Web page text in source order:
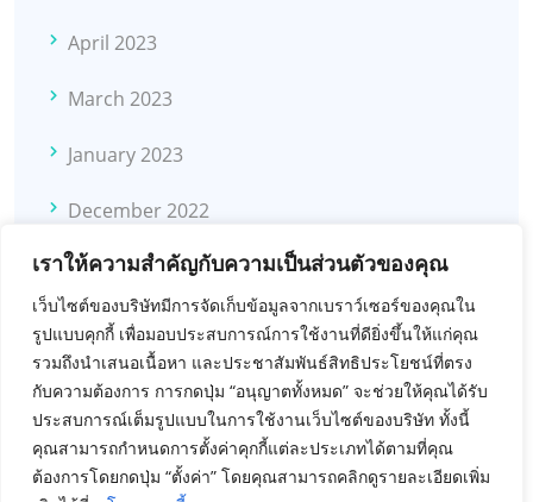
เราให้ความสำคัญกับความเป็นส่วนตัวของคุณ
เว็บไซต์ของบริษัทมีการจัดเก็บข้อมูลจากเบราว์เซอร์ของคุณใน
รูปแบบคุกกี้ เพื่อมอบประสบการณ์การใช้งานที่ดียิ่งขึ้นให้แก่คุณ
รวมถึงนำเสนอเนื้อหา และประชาสัมพันธ์สิทธิประโยชน์ที่ตรง
กับความต้องการ การกดปุ่ม “อนุญาตทั้งหมด” จะช่วยให้คุณได้รับ
ประสบการณ์เต็มรูปแบบในการใช้งานเว็บไซต์ของบริษัท ทั้งนี้
คุณสามารถกำหนดการตั้งค่าคุกกี้แต่ละประเภทได้ตามที่คุณ
ต้องการโดยกดปุ่ม “ตั้งค่า” โดยคุณสามารถคลิกดูรายละเอียดเพิ่ม
April 2023
March 2023
January 2023
December 2022
November 2022
October 2022
November 2021
February 2021
September 2020